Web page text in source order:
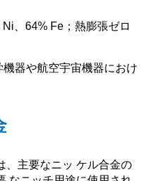
Ni、64% Fe；熱膨張ゼロ
機器や航空宇宙機器におけ
、主要なニッ ケル合金の